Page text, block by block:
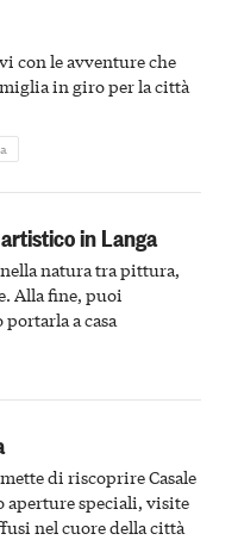
con le avventure che
in giro per la città
in Langa
natura tra pittura,
Alla fine, puoi
portarla a casa
di riscoprire Casale
aperture speciali, visite
nel cuore della città